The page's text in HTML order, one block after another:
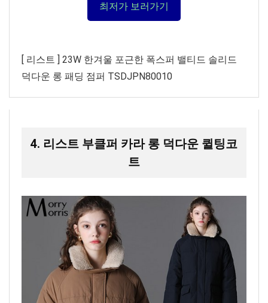
최저가 보러가기
[ 리스트 ] 23W 한겨울 포근한 폭스퍼 밸티드 솔리드
덕다운 롱 패딩 점퍼 TSDJPN80010
4. 리스트 부클퍼 카라 롱 덕다운 퀼팅코
트